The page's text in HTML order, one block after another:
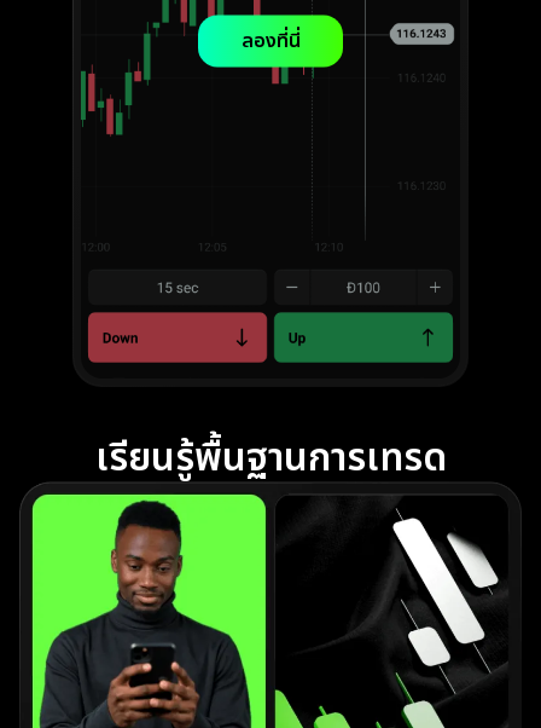
ลองที่นี่
เรียนรู้พื้นฐานการเทรด